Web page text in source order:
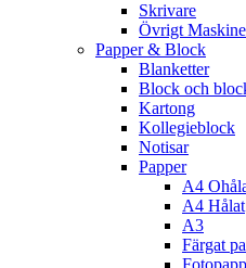
Skrivare
Övrigt
Papper & Block
Blanketter
Block och
Kartong
Kollegieblock
Notisar
Papper
A4
A4 Hålat
A3
Färgat